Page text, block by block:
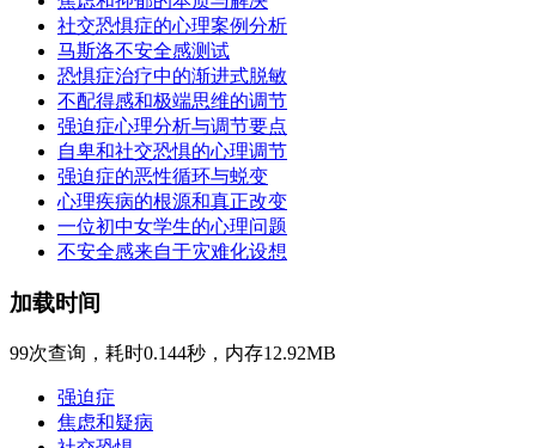
社交恐惧症的心理案例分析
马斯洛不安全感测试
恐惧症治疗中的渐进式脱敏
不配得感和极端思维的调节
强迫症心理分析与调节要点
自卑和社交恐惧的心理调节
强迫症的恶性循环与蜕变
心理疾病的根源和真正改变
一位初中女学生的心理问题
不安全感来自于灾难化设想
加载时间
99次查询，耗时0.144秒，内存12.92MB
强迫症
焦虑和疑病